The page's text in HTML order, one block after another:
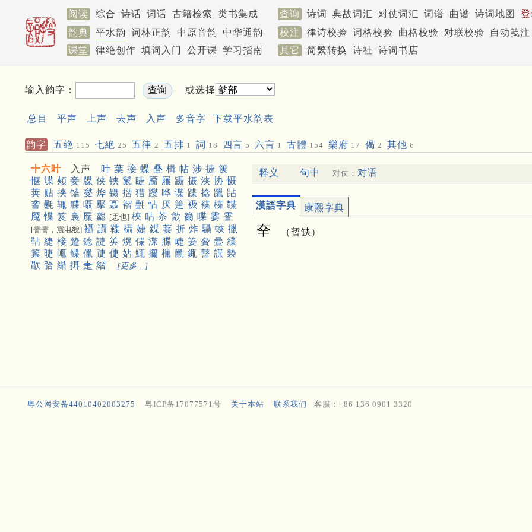
阅读 综合 诗话 词话 古籍检索 类书集成 查询 诗词 典故词汇 对仗词汇 词谱 曲谱 诗词地图
韵典
平水韵 词林正韵 中原音韵 中华通韵 校注 律诗校验 词格校验 曲格校验 对联校验
自动笺注
课堂
律绝创作 填词入门 公开课 学习指南 其它 简繁转换 诗社 诗词书店
输入韵字： 或选择
总目 平声 上声 去声 入声 多音字 下载平水韵表
韵字 五絶 115 七絶 25 五律 2 五排 1 詞 18 四言 5 六言 1 古體 154 樂府 17 偈 2 其他 6
十六叶 入声 叶 葉 接 蝶 叠 楫 帖 涉 捷 箧
惬 堞 颊 妾 牒 侠 铗 鬣 睫 靥 屧 蹑 摄 浃 协 慑
荚 贴 挟 馌 燮 烨 镊 摺 猎 躞 晔 谍 蹀 捻 躐 跕
詟 氎 辄 艓 嗫 擪 聂 褶 㲲 怗 厌 箑 衱 褋 楪 韘
魇 惵 笈 裛 屟 勰 [思也] 梜 呫 苶 歙 籋 喋 霎 霅
[霅霅，震电貌] 襵 讘 鞢 欇 婕 鍱 菨 折 炸 䯀 蛱 擸
䩞 緁 椄 䠟 錜 誱 筴 熀 偞 渫 䐑 崨 䈉 䝱 㬪 䌜
䈎 㫸 㡇 鲽 儠 踕 倢 㚲 鮿 㩶 㯿 巤 銸 䵿 䜓 褺
㱌 㢵 䌰 挕 疌 䌌 [更多…]
释义 句中 对仗： 对语
漢語字典 康熙字典
㚔 （暂缺）
粤公网安备44010402003275 粤ICP备17077571号 关于本站 联系我们 客服：+86 136 0901 3320